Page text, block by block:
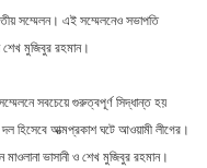
সম্মেলন। এই সম্মেলনেও সভাপতি
শেখ মুজিবুর রহমান।
সবচেয়ে গুরুত্বপূর্ণ সিদ্ধান্ত হয়
দল হিসেবে আত্মপ্রকাশ ঘটে আওয়ামী লীগের।
মাওলানা ভাসানী ও শেখ মুজিবুর রহমান।